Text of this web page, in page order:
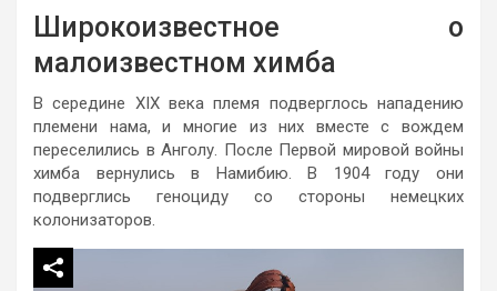
Широкоизвестное о
малоизвестном химба
В середине XIX века племя подверглось нападению
племени нама, и многие из них вместе с вождем
переселились в Анголу. После Первой мировой войны
химба вернулись в Намибию. В 1904 году они
подверглись геноциду со стороны немецких
колонизаторов.